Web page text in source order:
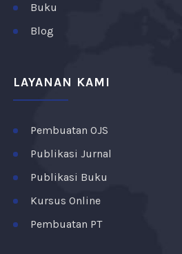
Buku
Blog
LAYANAN KAMI
Pembuatan OJS
Publikasi Jurnal
Publikasi Buku
Kursus Online
Pembuatan PT